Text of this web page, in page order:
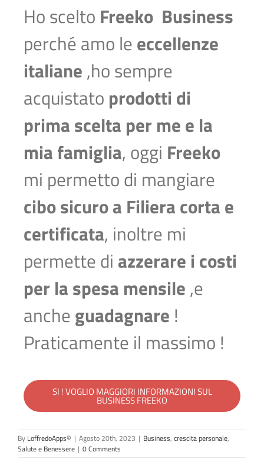
Ho scelto Freeko Business
perché amo leeccellenze
italiane,ho sempre
acquistato prodotti di
prima scelta per me e la
mia famiglia, oggi Freeko
mi permetto di mangiare
cibo sicuro a Filiera corta e
certificata, inoltre mi
permette di azzerare i costi
per la spesa mensile,e
ancheguadagnare !
Praticamente il massimo !
SI ! VOGLIO MAGGIORI INFORMAZIONI SUL
BUSINESS FREEKO
By LoffredoApps© | Agosto 20th, 2023 | Business, crescita personale,
Salute e Benessere | 0 Comments